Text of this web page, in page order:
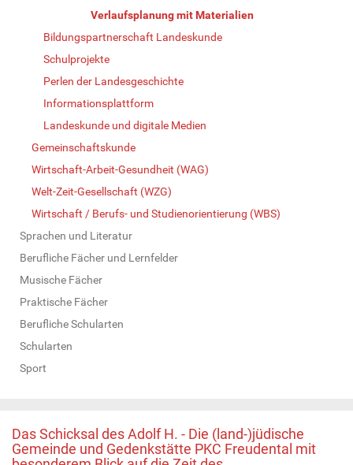
Verlaufsplanung mit Materialien
Bildungspartnerschaft Landeskunde
Schulprojekte
Perlen der Landesgeschichte
Informationsplattform
Landeskunde und digitale Medien
Gemeinschaftskunde
Wirtschaft-Arbeit-Gesundheit (WAG)
Welt-Zeit-Gesellschaft (WZG)
Wirtschaft / Berufs- und Studienorientierung (WBS)
Sprachen und Literatur
Berufliche Fächer und Lernfelder
Musische Fächer
Praktische Fächer
Berufliche Schularten
Schularten
Sport
Das Schicksal des Adolf H. - Die (land-)jüdische
Gemeinde und Gedenkstätte PKC Freudental mit